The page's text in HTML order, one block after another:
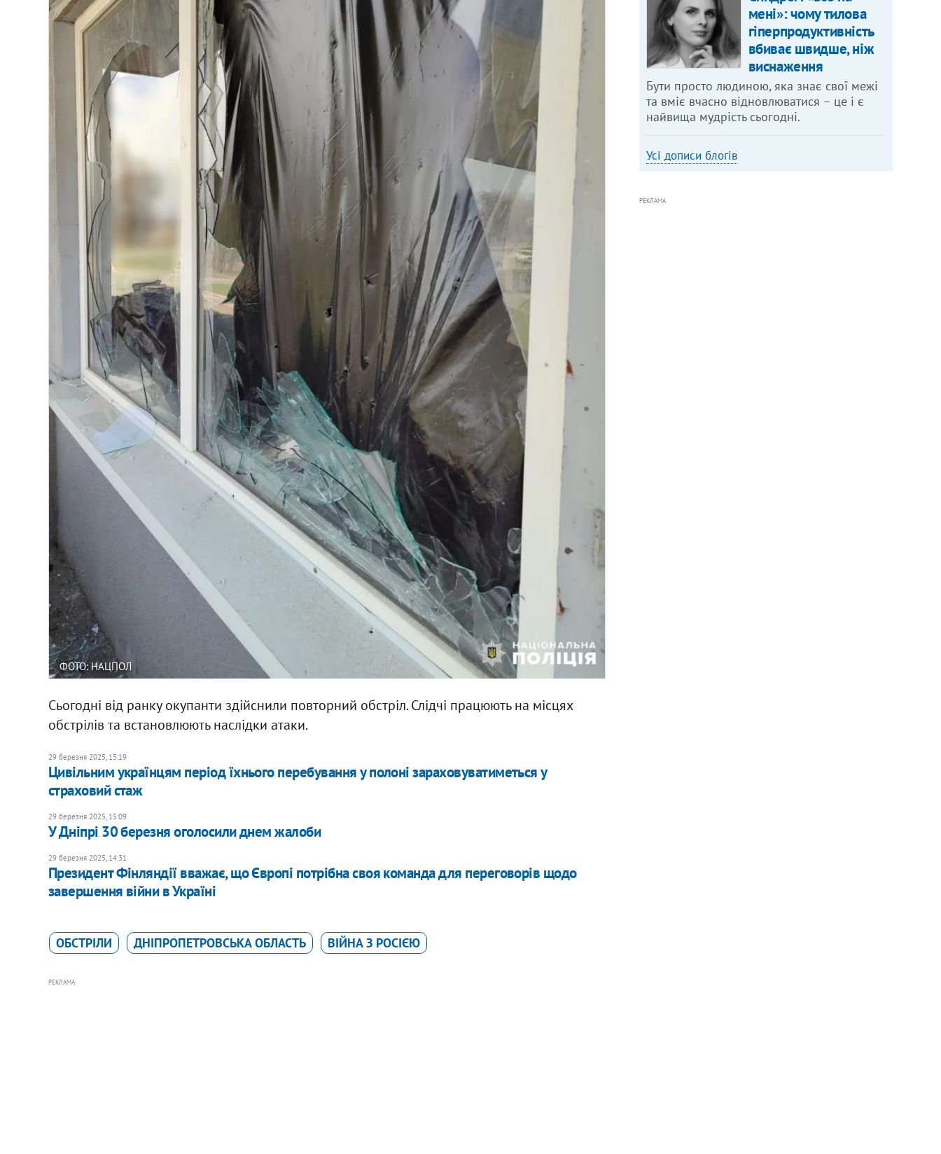
ФОТО: НАЦПОЛ
Сьогодні від ранку окупанти здійснили повторний обстріл. Слідчі працюють на місцях
обстрілів та встановлюють наслідки атаки.
29 березня 2025, 15:19
​Цивільним українцям період їхнього перебування у полоні зараховуватиметься у
страховий стаж
29 березня 2025, 15:09
У Дніпрі 30 березня оголосили днем жалоби
29 березня 2025, 14:31
Президент Фінляндії вважає, що Європі потрібна своя команда для переговорів щодо
завершення війни в Україні
ОБСТРІЛИ ДНІПРОПЕТРОВСЬКА ОБЛАСТЬ ВІЙНА З РОСІЄЮ
РЕКЛАМА
мені»: чому тилова
гіперпродуктивність
вбиває швидше, ніж
виснаження
Бути просто людиною, яка знає свої межі
та вміє вчасно відновлюватися – це і є
найвища мудрість сьогодні.
Усі дописи блогів
РЕКЛАМА